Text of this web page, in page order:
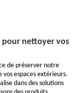
pour nettoyer vos
de préserver notre
espaces extérieurs.
dans des solutions